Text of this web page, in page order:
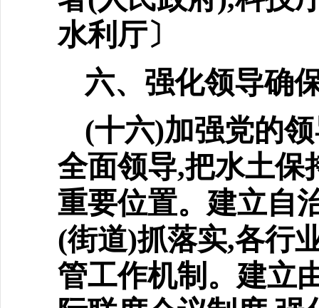
水利厅〕
六、强化领导确
(十六)加强党的
全面领导,把水土保
重要位置。建立自
(街道)抓落实,各行
管工作机制。建立